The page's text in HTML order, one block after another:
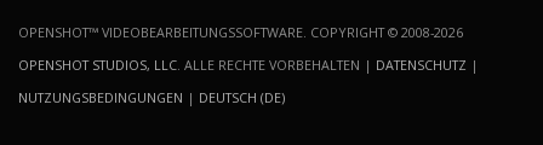
OPENSHOT™ VIDEOBEARBEITUNGSSOFTWARE. COPYRIGHT © 2008-2026
OPENSHOT STUDIOS, LLC . ALLE RECHTE VORBEHALTEN | DATENSCHUTZ |
NUTZUNGSBEDINGUNGEN | DEUTSCH (DE)